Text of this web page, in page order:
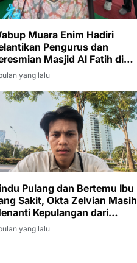
Muara Enim Hadiri
Pengurus dan
Masjid Al Fatih di
Ampelas
yang lalu
Pulang dan Bertemu Ibu
Sakit, Okta Zelvian Masih
Kepulangan dari
yang lalu